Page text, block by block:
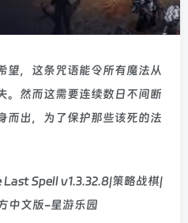
望，这条咒语能令所有魔法从
。然而这需要连续数日不间断
而出，为了保护那些该死的法